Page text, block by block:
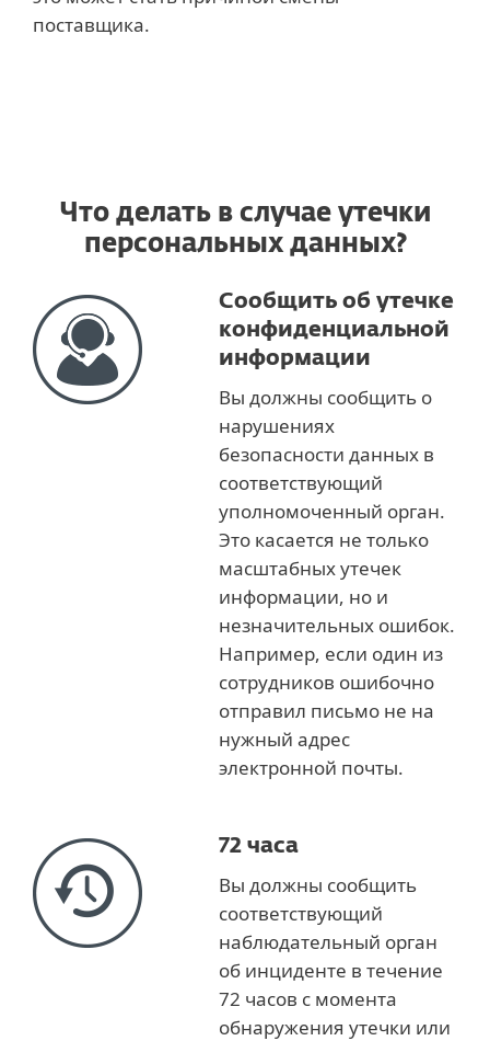
поставщика.
Что делать в случае утечки
персональных данных?
Сообщить об утечке
конфиденциальной
информации
Вы должны сообщить о
нарушениях
безопасности данных в
соответствующий
уполномоченный орган.
Это касается не только
масштабных утечек
информации, но и
незначительных ошибок.
Например, если один из
сотрудников ошибочно
отправил письмо не на
нужный адрес
электронной почты.
72 часа
Вы должны сообщить
соответствующий
наблюдательный орган
об инциденте в течение
72 часов с момента
обнаружения утечки или